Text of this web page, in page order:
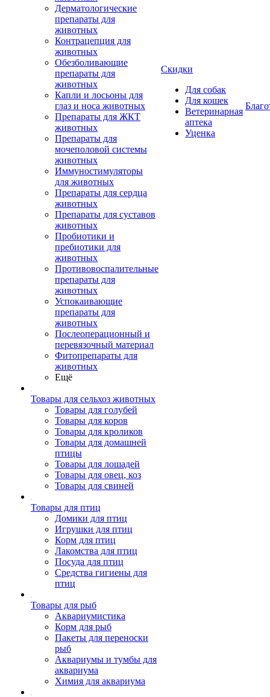
Дерматологические
препараты для
животных
Контрацепция для
животных
Обезболивающие
препараты для
животных
Капли и лосьоны для
глаз и носа животных
Препараты для ЖКТ
животных
Препараты для
мочеполовой системы
животных
Иммуностимуляторы
для животных
Препараты для сердца
животных
Препараты для суставов
животных
Пробиотики и
пребиотики для
животных
Противовоспалительные
препараты для
животных
Успокаивающие
препараты для
животных
Послеоперационный и
перевязочный материал
Фитопрепараты для
животных
Ещё
Товары для сельхоз животных
Товары для голубей
Товары для коров
Товары для кроликов
Товары для домашней
птицы
Товары для лошадей
Товары для овец, коз
Товары для свиней
Товары для птиц
Домики для птиц
Игрушки для птиц
Корм для птиц
Лакомства для птиц
Посуда для птиц
Средства гигиены для
птиц
Товары для рыб
Аквариумистика
Корм для рыб
Пакеты для переноски
рыб
Аквариумы и тумбы для
аквариума
Химия для аквариума
Скидки
Для собак
Для кошек
Ветеринарная
аптека
Уценка